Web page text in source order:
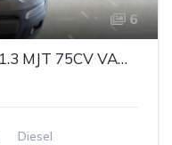
6
Cod 270 FIAT PANDA VAN 1.3 MJT 75CV VAN CLIMBING 4X4 2P.POP
Diesel